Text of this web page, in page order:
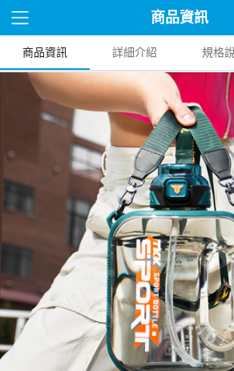
商品資訊
商品資訊 詳細介紹 規格